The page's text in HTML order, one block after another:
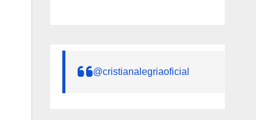
@cristianalegriaoficial